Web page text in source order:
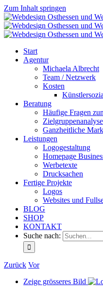
Zum Inhalt springen
Start
Agentur
Michaela Albrecht
Team / Netzwerk
Kosten
Beratung
Häufige Fragen
Zielgruppenanalyse
Ganzheitliche
Leistungen
Logogestaltung
Homepage
Werbetexte
Drucksachen
Fertige Projekte
Logos
Websites und
BLOG
SHOP
KONTAKT
Suche nach:
Zurück Vor
Zeige grösseres Bild